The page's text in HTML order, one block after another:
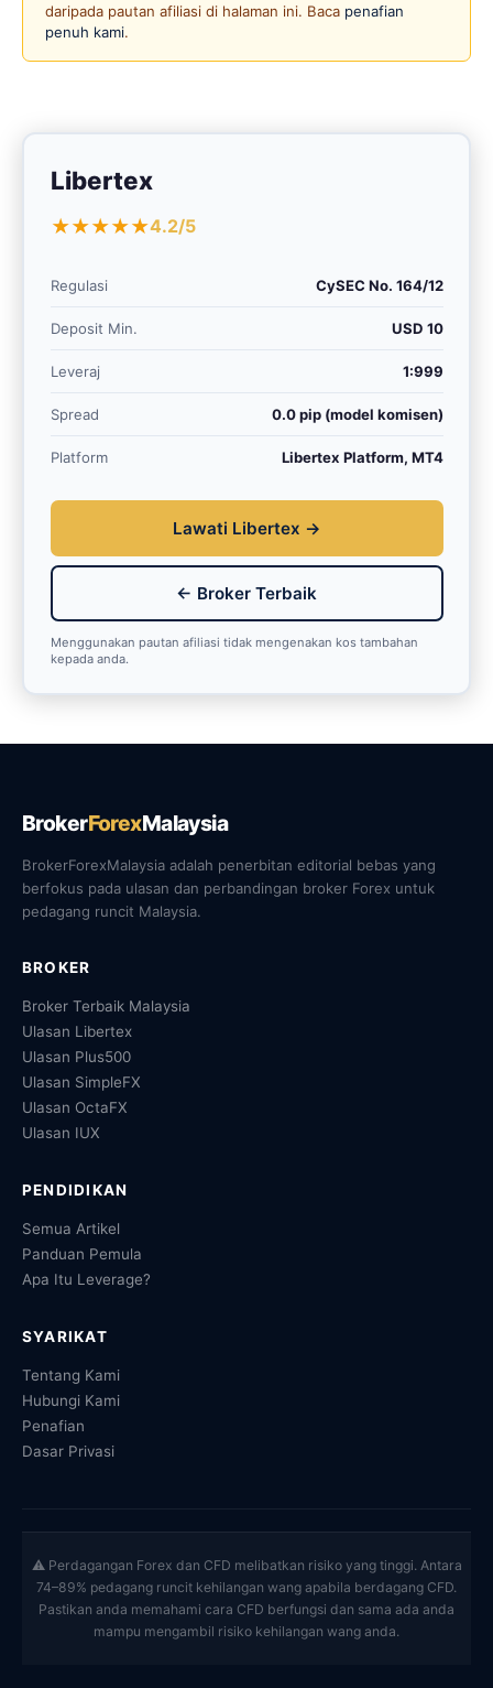
daripada pautan afiliasi di halaman ini. Baca penafian
penuh kami.
Libertex
★★★★★4.2/5
Regulasi CySEC No. 164/12
Deposit Min. USD 10
Leveraj 1:999
Spread 0.0 pip (model komisen)
Platform Libertex Platform, MT4
Lawati Libertex →
← Broker Terbaik
Menggunakan pautan afiliasi tidak mengenakan kos tambahan
kepada anda.
BrokerForexMalaysia
BrokerForexMalaysia adalah penerbitan editorial bebas yang
berfokus pada ulasan dan perbandingan broker Forex untuk
pedagang runcit Malaysia.
BROKER
Broker Terbaik Malaysia
Ulasan Libertex
Ulasan Plus500
Ulasan SimpleFX
Ulasan OctaFX
Ulasan IUX
PENDIDIKAN
Semua Artikel
Panduan Pemula
Apa Itu Leverage?
SYARIKAT
Tentang Kami
Hubungi Kami
Penafian
Dasar Privasi
⚠ Perdagangan Forex dan CFD melibatkan risiko yang tinggi. Antara
74–89% pedagang runcit kehilangan wang apabila berdagang CFD.
Pastikan anda memahami cara CFD berfungsi dan sama ada anda
mampu mengambil risiko kehilangan wang anda.